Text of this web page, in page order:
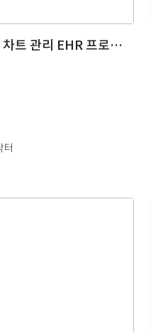
한의사를 위한 / 환자 차트 관리 EHR 프로그램 UIUX 디자인 (관리자 페이지, 어드민, 웹 디자인, 웹 프로그램, UIUX, EHR, 건강, 헬스케어) | 케이닥터
터